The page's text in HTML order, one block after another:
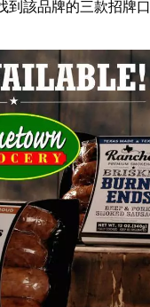
到該品牌的三款招牌口